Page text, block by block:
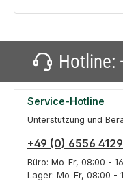
Hotline:
Service-Hotline
Unterstützung und
+49 (0) 6556
Büro: Mo-Fr, 08:00 -
Lager: Mo-Fr, 08:00 -